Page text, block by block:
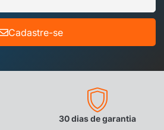
Cadastre-se
30 dias de garantia